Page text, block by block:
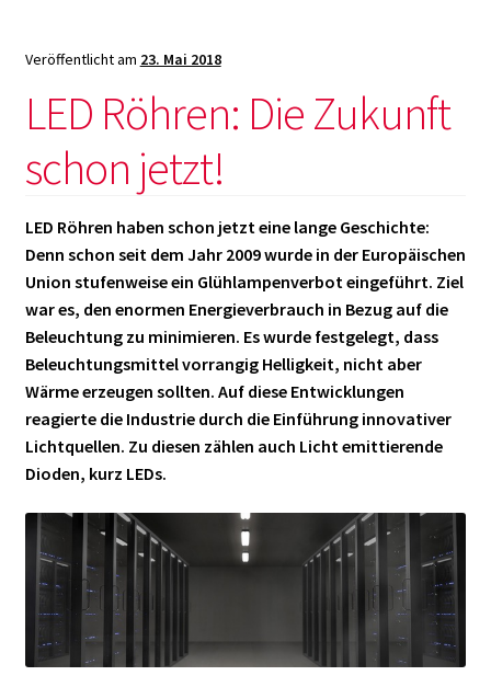
Veröffentlicht am 23. Mai 2018
LED Röhren: Die Zukunft
schon jetzt!
LED Röhren haben schon jetzt eine lange Geschichte:
Denn schon seit dem Jahr 2009 wurde in der Europäischen
Union stufenweise ein Glühlampenverbot eingeführt. Ziel
war es, den enormen Energieverbrauch in Bezug auf die
Beleuchtung zu minimieren. Es wurde festgelegt, dass
Beleuchtungsmittel vorrangig Helligkeit, nicht aber
Wärme erzeugen sollten. Auf diese Entwicklungen
reagierte die Industrie durch die Einführung innovativer
Lichtquellen. Zu diesen zählen auch Licht emittierende
Dioden, kurz LEDs.